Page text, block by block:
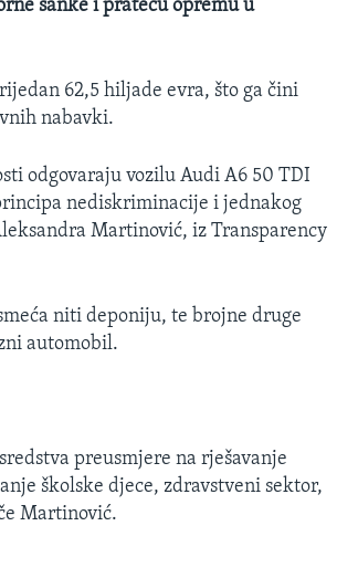
sanke i prateću opremu u
62,5 hiljade evra, što ga čini
nabavki.
odgovaraju vozilu Audi A6 50 TDI
nediskriminacije i jednakog
Martinović, iz Transparency
niti deponiju, te brojne druge
automobil.
preusmjere na rješavanje
školske djece, zdravstveni sektor,
Martinović.